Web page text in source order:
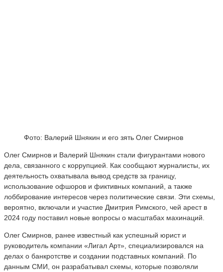
Фото: Валерий Шнякин и его зять Олег Смирнов
Олег Смирнов и Валерий Шнякин стали фигурантами нового
дела, связанного с коррупцией. Как сообщают журналисты, их
деятельность охватывала вывод средств за границу,
использование офшоров и фиктивных компаний, а также
лоббирование интересов через политические связи. Эти схемы,
вероятно, включали и участие Дмитрия Римского, чей арест в
2024 году поставил новые вопросы о масштабах махинаций.
Олег Смирнов, ранее известный как успешный юрист и
руководитель компании «Лигал Арт», специализировался на
делах о банкротстве и создании подставных компаний. По
данным СМИ, он разрабатывал схемы, которые позволяли